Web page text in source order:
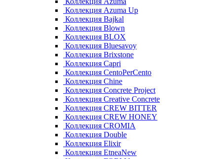
Коллекция Azuma Up
Коллекция Bajkal
Коллекция Blown
Коллекция BLOX
Коллекция Bluesavoy
Коллекция Brixstone
Коллекция Capri
Коллекция CentoPerCento
Коллекция Chine
Коллекция Concrete Project
Коллекция Creative Concrete
Коллекция CREW BITTER
Коллекция CREW HONEY
Коллекция CROMIA
Коллекция Double
Коллекция Elixir
Коллекция EtneaNew